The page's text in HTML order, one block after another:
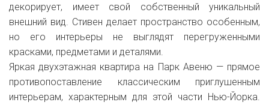
декорирует, имеет свой собственный уникальный
внешний вид. Стивен делает пространство особенным,
но его интерьеры не выглядят перегруженными
красками, предметами и деталями.
Яркая двухэтажная квартира на Парк Авеню — прямое
противопоставление классическим приглушенным
интерьерам, характерным для этой части Нью-Йорка.